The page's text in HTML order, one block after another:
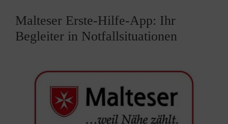
Malteser Erste-Hilfe-App: Ihr
Begleiter in Notfallsituationen